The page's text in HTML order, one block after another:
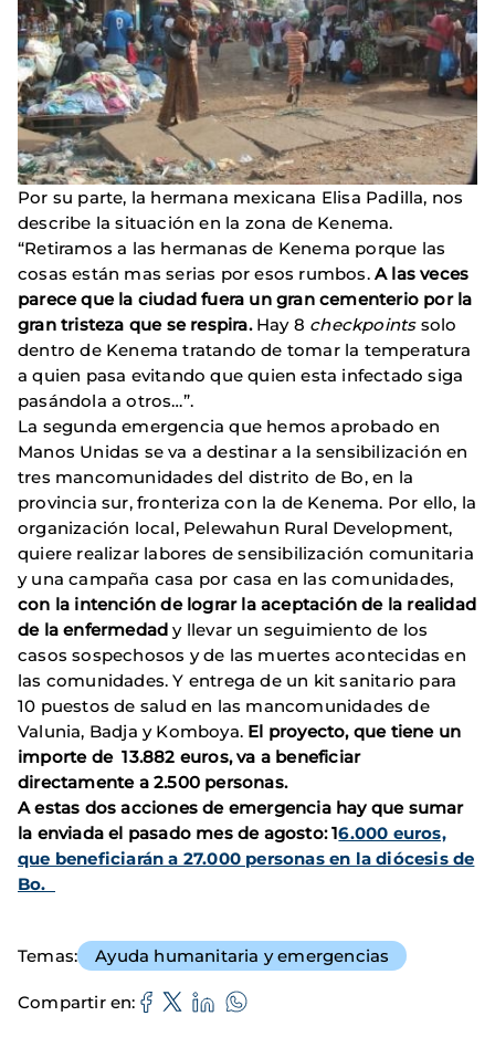
Por su parte, la hermana mexicana Elisa Padilla, nos
describe la situación en la zona de Kenema.
“Retiramos a las hermanas de Kenema porque las
cosas están mas serias por esos rumbos.A las veces
parece que la ciudad fuera un gran cementerio por la
gran tristeza que se respira.Hay 8 checkpointssolo
dentro de Kenema tratando de tomar la temperatura
a quien pasa evitando que quien esta infectado siga
pasándola a otros…”.
La segunda emergencia que hemos aprobado en
Manos Unidas se va a destinar a la sensibilización en
tres mancomunidades del distrito de Bo, en la
provincia sur, fronteriza con la de Kenema. Por ello, la
organización local, Pelewahun Rural Development,
quiere realizar labores de sensibilización comunitaria
y una campaña casa por casa en las comunidades,
con la intención de lograr la aceptación de la realidad
de la enfermedad y llevar un seguimiento de los
casos sospechosos y de las muertes acontecidas en
las comunidades. Y entrega de un kit sanitario para
10 puestos de salud en las mancomunidades de
Valunia, Badja y Komboya. El proyecto, que tiene un
importe de 13.882 euros, va a beneficiar
directamente a 2.500 personas.
A estas dos acciones de emergencia hay que sumar
la enviada el pasado mes de agosto: 16.000 euros,
que beneficiarán a 27.000 personas en la diócesis de
Bo.
Temas Ayuda humanitaria y emergencias
Compartir en